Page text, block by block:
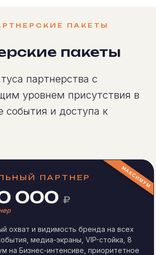
ПАКЕТЫ
пакеты
партнерства с
уровнем присутствия в
события и доступа к
ПАРТНЕР
000 ₽
охват и видимость бренда на всех
медиа-экраны, VIP-стойка, 8
на Бизнес-интенсиве, приоритетное